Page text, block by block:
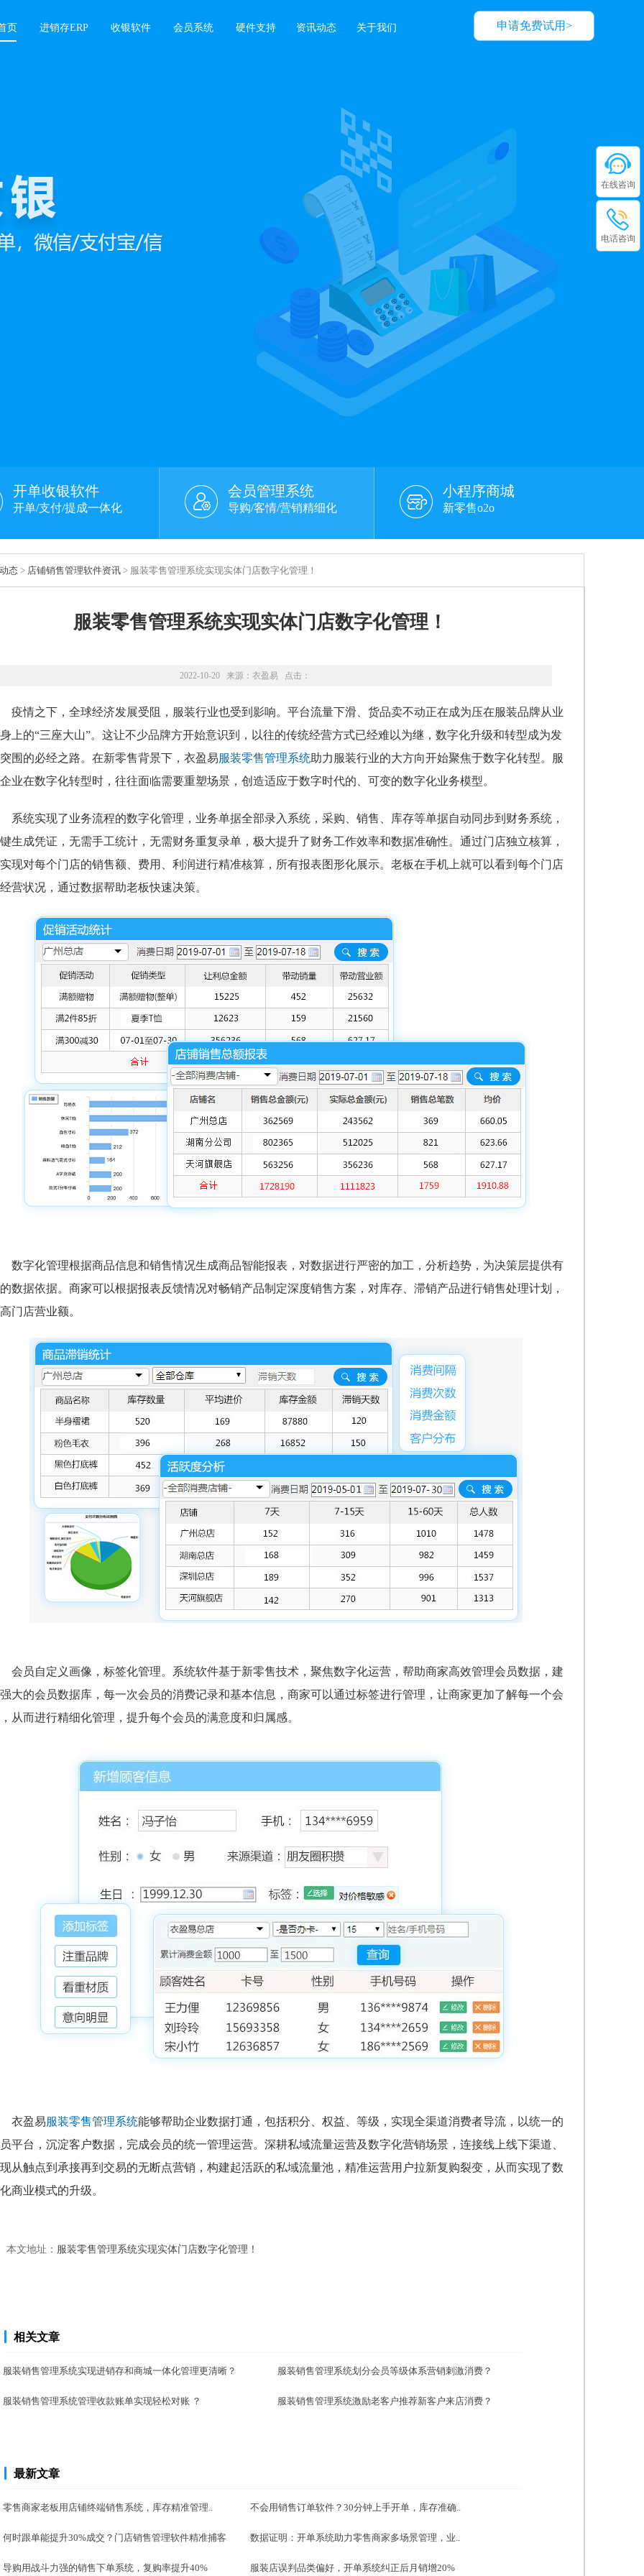
申请免费试用>
页 进销存ERP 收银软件 会员系统 硬件支持 资讯动态 关于我们
开单收银软件
开单/支付/提成一体化
会员管理系统
导购/客情/营销精细化
小程序商城
新零售o2o
态 > 店铺销售管理软件资讯 > 服装零售管理系统实现实体门店数字化管理！
服装零售管理系统实现实体门店数字化管理！
2022-10-20 来源： 衣盈易 点击：
疫情之下，全球经济发展受阻，服装行业也受到影响。平台流量下滑、货品卖不动正在成为压在服装品牌从业
上的“三座大山”。这让不少品牌方开始意识到，以往的传统经营方式已经难以为继，数字化升级和转型成为发
围的必经之路。在新零售背景下，衣盈易服装零售管理系统助力 服装行业的大方向开始聚焦于数字化转型。服
业在数字化转型时，往往面临需要重塑场景，创造适应于数字时代的、可变的数字化业务模型。
系统实现了业务流程的数字化管理，业务单据全部录入系统，采购、销售、库存等单据自动同步到财务系统，
生成凭证，无需手工统计，无需财务重复录单，极大提升了财务工作效率和数据准确性。通过门店独立核算，
现对每个门店的销售额、费用、利润进行精准核算，所有报表图形化展示。老板在手机上就可以看到每个门店
营状况，通过数据帮助老板快速决策。
数字化管理根据商品信息和销售情况生成商品智能报表，对数据进行严密的加工，分析趋势，为决策层提供有
数据依据。商家可以根据报表反馈情况对畅销产品制定深度销售方案，对库存、滞销产品进行销售处理计划，
门店营业额。
会员自定义画像，标签化管理。系统软件基于新零售技术，聚焦数字化运营，帮助商家高效管理会员数据，建
大的会员数据库，每一次会员的消费记录和基本信息，商家可以通过标签进行管理，让商家更加了解每一个会
从而进行精细化管理，提升每个会员的满意度和归属感。
衣盈易服装零售管理系统能够帮助企业数据打通，包括积分、权益、等级，实现全渠道消费者导流，以统一的
平台，沉淀客户数据，完成会员的统一管理运营。深耕私域流量运营及数字化营销场景，连接线上线下渠道、
从触点到承接再到交易的无断点营销，构建起活跃的私域流量池，精准运营用户拉新复购裂变，从而实现了数
商业模式的升级。
本文地址： 服装零售管理系统实现实体门店数字化管理！
相关文章
服装销售管理系统实现进销存和商城一体化管理更清晰？ 服装销售管理系统划分会员等级体系营销刺激消费？
服装销售管理系统管理收款账单实现轻松对账 ？ 服装销售管理系统激励老客户推荐新客户来店消费？
最新文章
零售商家老板用店铺终端销售系统，库存精准管理.. 不会用销售订单软件？30分钟上手开单，库存准确..
何时跟单能提升30%成交？门店销售管理软件精准捕客 数据证明：开单系统助力零售商家多场景管理，业..
导购用战斗力强的销售下单系统，复购率提升40% 服装店误判品类偏好，开单系统纠正后月销增20%
在线咨询
电话咨询